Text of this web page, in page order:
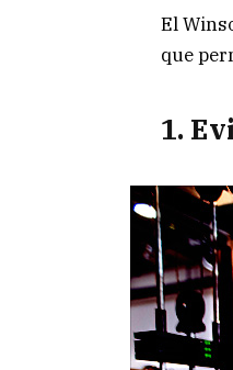
El
que
1.